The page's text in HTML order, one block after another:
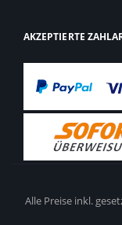
AKZEPTIERTE
Alle Preise inkl.